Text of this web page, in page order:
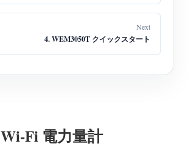
Next
4. WEM3050T クイックスタート
Wi-Fi 電力量計